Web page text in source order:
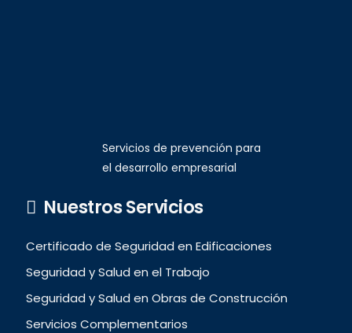
Servicios de prevención para
el desarrollo empresarial
Nuestros Servicios
Certificado de Seguridad en Edificaciones
Seguridad y Salud en el Trabajo
Seguridad y Salud en Obras de Construcción
Servicios Complementarios